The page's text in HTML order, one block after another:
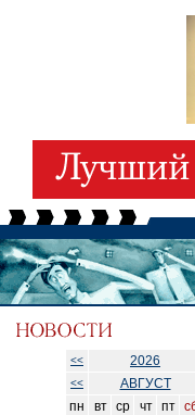
<< 2026
<<
АВГУСТ
пн
вт ср чт пт